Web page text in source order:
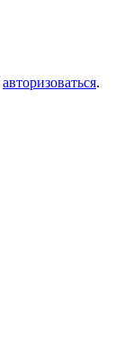
авторизоваться.